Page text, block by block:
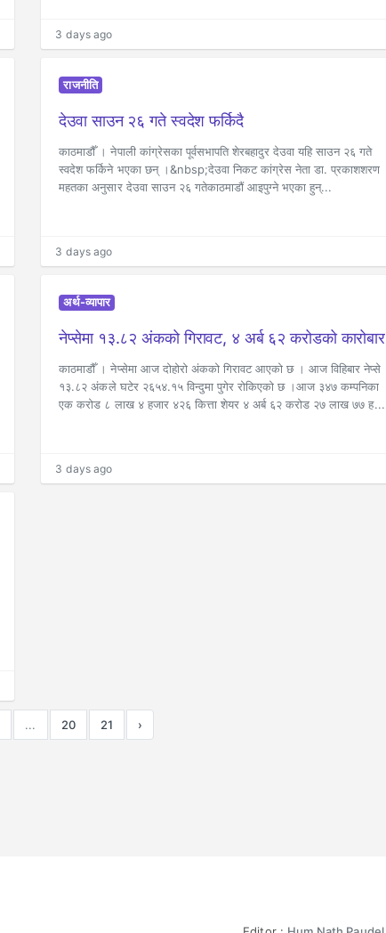
3 days ago
राजनीति
देउवा साउन २६ गते स्वदेश फर्किदै
काठमाडौँ । नेपाली कांग्रेसका पूर्वसभापति शेरबहादुर देउवा यहि साउन २६ गते
स्वदेश फर्किने भएका छन् ।&nbsp;देउवा निकट कांग्रेस नेता डा. प्रकाशशरण
महतका अनुसार देउवा साउन २६ गतेकाठमाडौं आइपुग्ने भएका हुन्...
3 days ago
अर्थ-व्यापार
नेप्सेमा १३.८२ अंकको गिरावट, ४ अर्ब ६२ करोडको कारोबार
काठमाडौँ । नेप्सेमा आज दोहोरो अंकको गिरावट आएको छ । आज विहिबार नेप्से
१३.८२ अंकले घटेर २६५४.१५ विन्दुमा पुगेर रोकिएको छ ।आज ३४७ कम्पनिका
एक करोड ८ लाख ४ हजार ४२६ कित्ता शेयर ४ अर्ब ६२ करोड २७ लाख ७७ ह...
3 days ago
... 20 21 ›